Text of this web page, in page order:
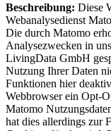
Beschreibung: Diese
Webanalysedienst
Die durch Matomo
Analysezwecken in
LivingData GmbH
Nutzung Ihrer Daten
Funktionen hier
Webbrowser ein Opt-
Matomo
hat dies allerdings zur